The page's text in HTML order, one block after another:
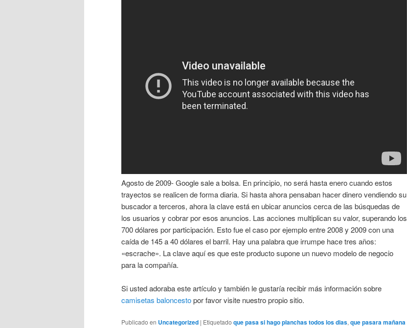
Agosto de 2009- Google sale a bolsa. En principio, no será hasta enero cuando estos
trayectos se realicen de forma diaria. Si hasta ahora pensaban hacer dinero vendiendo su
buscador a terceros, ahora la clave está en ubicar anuncios cerca de las búsquedas de
los usuarios y cobrar por esos anuncios. Las acciones multiplican su valor, superando los
700 dólares por participación. Esto fue el caso por ejemplo entre 2008 y 2009 con una
caída de 145 a 40 dólares el barril. Hay una palabra que irrumpe hace tres años:
«escrache». La clave aquí es que este producto supone un nuevo modelo de negocio
para la compañía.
Si usted adoraba este artículo y también le gustaría recibir más información sobre
camisetas baloncestopor favor visite nuestro propio sitio.
Publicado en Uncategorized | Etiquetado que pasa si hago planchas todos los dias,que pasara mañana